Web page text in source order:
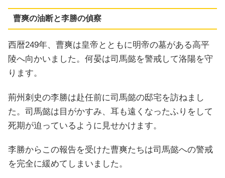
曹爽の油断と李勝の偵察
西暦249年、曹爽は皇帝とともに明帝の墓がある高平
陵へ向かいました。何晏は司馬懿を警戒して洛陽を守
ります。
荊州刺史の李勝は赴任前に司馬懿の邸宅を訪ねまし
た。司馬懿は目がかすみ、耳も遠くなったふりをして
死期が迫っているように見せかけます。
李勝からこの報告を受けた曹爽たちは司馬懿への警戒
を完全に緩めてしまいました。